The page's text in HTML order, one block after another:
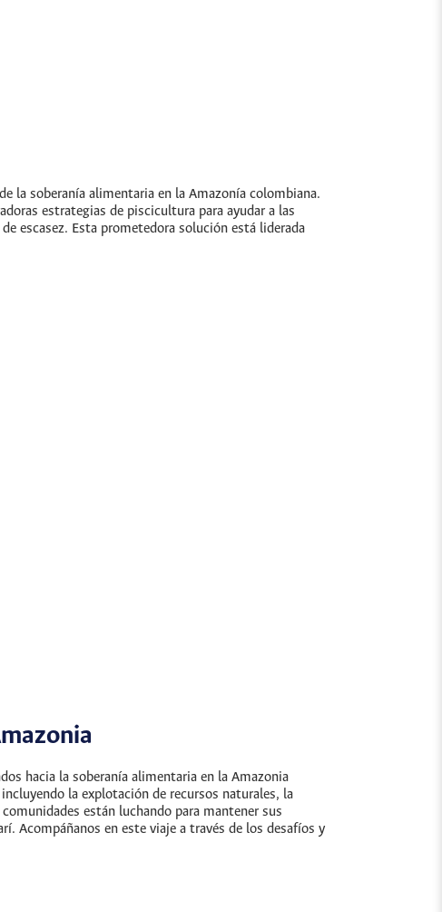
la soberanía alimentaria en la Amazonía colombiana.
estrategias de piscicultura para ayudar a las
escasez. Esta prometedora solución está liderada
hacia la soberanía alimentaria en la Amazonia
la explotación de recursos naturales, la
están luchando para mantener sus
Acompáñanos en este viaje a través de los desafíos y